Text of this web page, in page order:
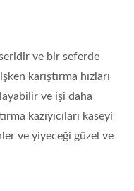
ve bir seferde
karıştırma hızları
ve işi daha
kazıyıcıları kaseyi
ve yiyeceği güzel ve